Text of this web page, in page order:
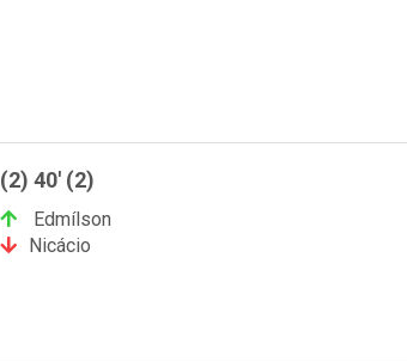
(2) 40' (2)
Edmílson
Nicácio